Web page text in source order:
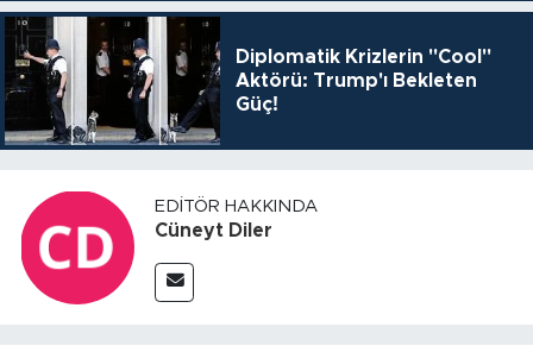
Diplomatik Krizlerin "Cool"
Aktörü: Trump'ı Bekleten
Güç!
EDITÖR HAKKINDA
Cüneyt Diler